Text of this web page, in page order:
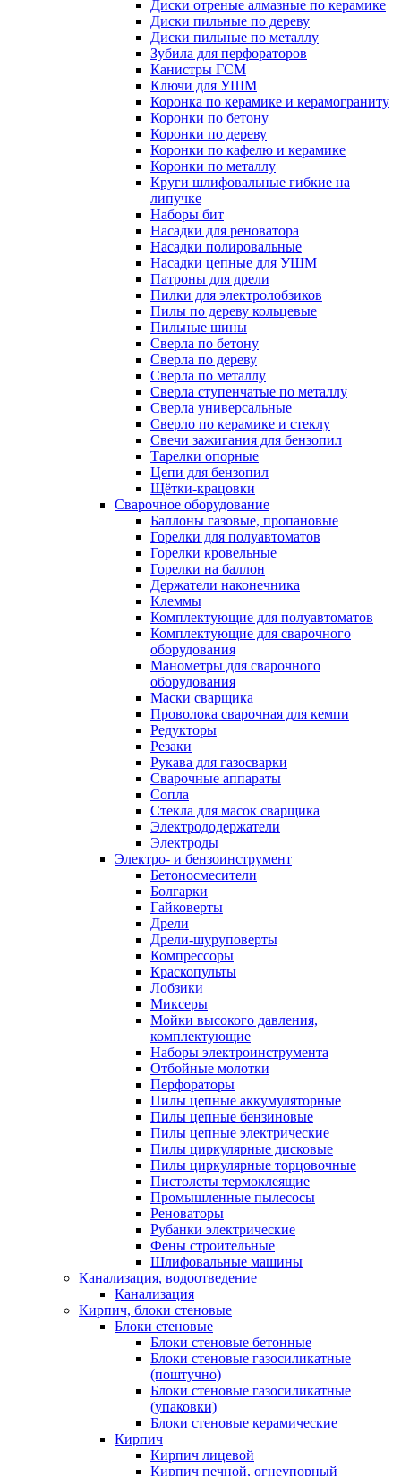
Диски отреные алмазные по керамике
Диски пильные по дереву
Диски пильные по металлу
Зубила для перфораторов
Канистры ГСМ
Ключи для УШМ
Коронка по керамике и керамограниту
Коронки по бетону
Коронки по дереву
Коронки по кафелю и керамике
Коронки по металлу
Круги шлифовальные гибкие на
липучке
Наборы бит
Насадки для реноватора
Насадки полировальные
Насадки цепные для УШМ
Патроны для дрели
Пилки для электролобзиков
Пилы по дереву кольцевые
Пильные шины
Сверла по бетону
Сверла по дереву
Сверла по металлу
Сверла ступенчатые по металлу
Сверла универсальные
Сверло по керамике и стеклу
Свечи зажигания для бензопил
Тарелки опорные
Цепи для бензопил
Щётки-крацовки
Сварочное оборудование
Баллоны газовые, пропановые
Горелки для полуавтоматов
Горелки кровельные
Горелки на баллон
Держатели наконечника
Клеммы
Комплектующие для полуавтоматов
Комплектующие для сварочного
оборудования
Манометры для сварочного
оборудования
Маски сварщика
Проволока сварочная для кемпи
Редукторы
Резаки
Рукава для газосварки
Сварочные аппараты
Сопла
Стекла для масок сварщика
Электрододержатели
Электроды
Электро- и бензоинструмент
Бетоносмесители
Болгарки
Гайковерты
Дрели
Дрели-шуруповерты
Компрессоры
Краскопульты
Лобзики
Миксеры
Мойки высокого давления,
комплектующие
Наборы электроинструмента
Отбойные молотки
Перфораторы
Пилы цепные аккумуляторные
Пилы цепные бензиновые
Пилы цепные электрические
Пилы циркулярные дисковые
Пилы циркулярные торцовочные
Пистолеты термоклеящие
Промышленные пылесосы
Реноваторы
Рубанки электрические
Фены строительные
Шлифовальные машины
Канализация, водоотведение
Канализация
Кирпич, блоки стеновые
Блоки стеновые
Блоки стеновые бетонные
Блоки стеновые газосиликатные
(поштучно)
Блоки стеновые газосиликатные
(упаковки)
Блоки стеновые керамические
Кирпич
Кирпич лицевой
Кирпич печной, огнеупорный